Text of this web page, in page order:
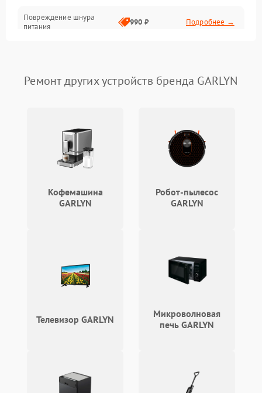
Повреждение шнура
питания
990 ₽ Подробнее →
конденсатора
Подробнее →
Поломка реле Подробнее →
Ремонт других устройств бренда GARLYN
Кофемашина
GARLYN
Робот-пылесос
GARLYN
Телевизор GARLYN
Микроволновая
печь GARLYN